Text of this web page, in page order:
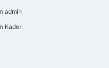
admin
Kader